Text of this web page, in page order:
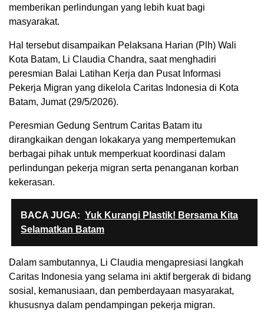
memberikan perlindungan yang lebih kuat bagi
masyarakat.
Hal tersebut disampaikan Pelaksana Harian (Plh) Wali
Kota Batam, Li Claudia Chandra, saat menghadiri
peresmian Balai Latihan Kerja dan Pusat Informasi
Pekerja Migran yang dikelola Caritas Indonesia di Kota
Batam, Jumat (29/5/2026).
Peresmian Gedung Sentrum Caritas Batam itu
dirangkaikan dengan lokakarya yang mempertemukan
berbagai pihak untuk memperkuat koordinasi dalam
perlindungan pekerja migran serta penanganan korban
kekerasan.
BACA JUGA: Yuk Kurangi Plastik! Bersama Kita
Selamatkan Batam
Dalam sambutannya, Li Claudia mengapresiasi langkah
Caritas Indonesia yang selama ini aktif bergerak di bidang
sosial, kemanusiaan, dan pemberdayaan masyarakat,
khususnya dalam pendampingan pekerja migran.